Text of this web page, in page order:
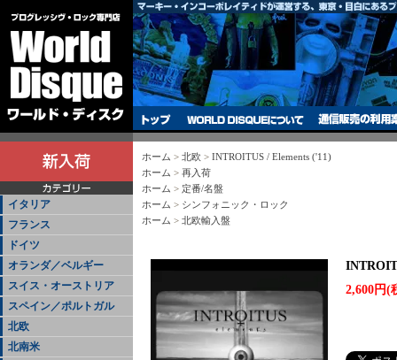
イタリア
フランス
ドイツ
オランダ／ベルギー
スイス・オーストリア
スペイン／ポルトガル
北欧
北南米
ホーム > 北欧 > INTROITUS / Elements ('11)
ホーム > 再入荷
ホーム > 定番/名盤
ホーム > シンフォニック・ロック
ホーム > 北欧輸入盤
2,600円(